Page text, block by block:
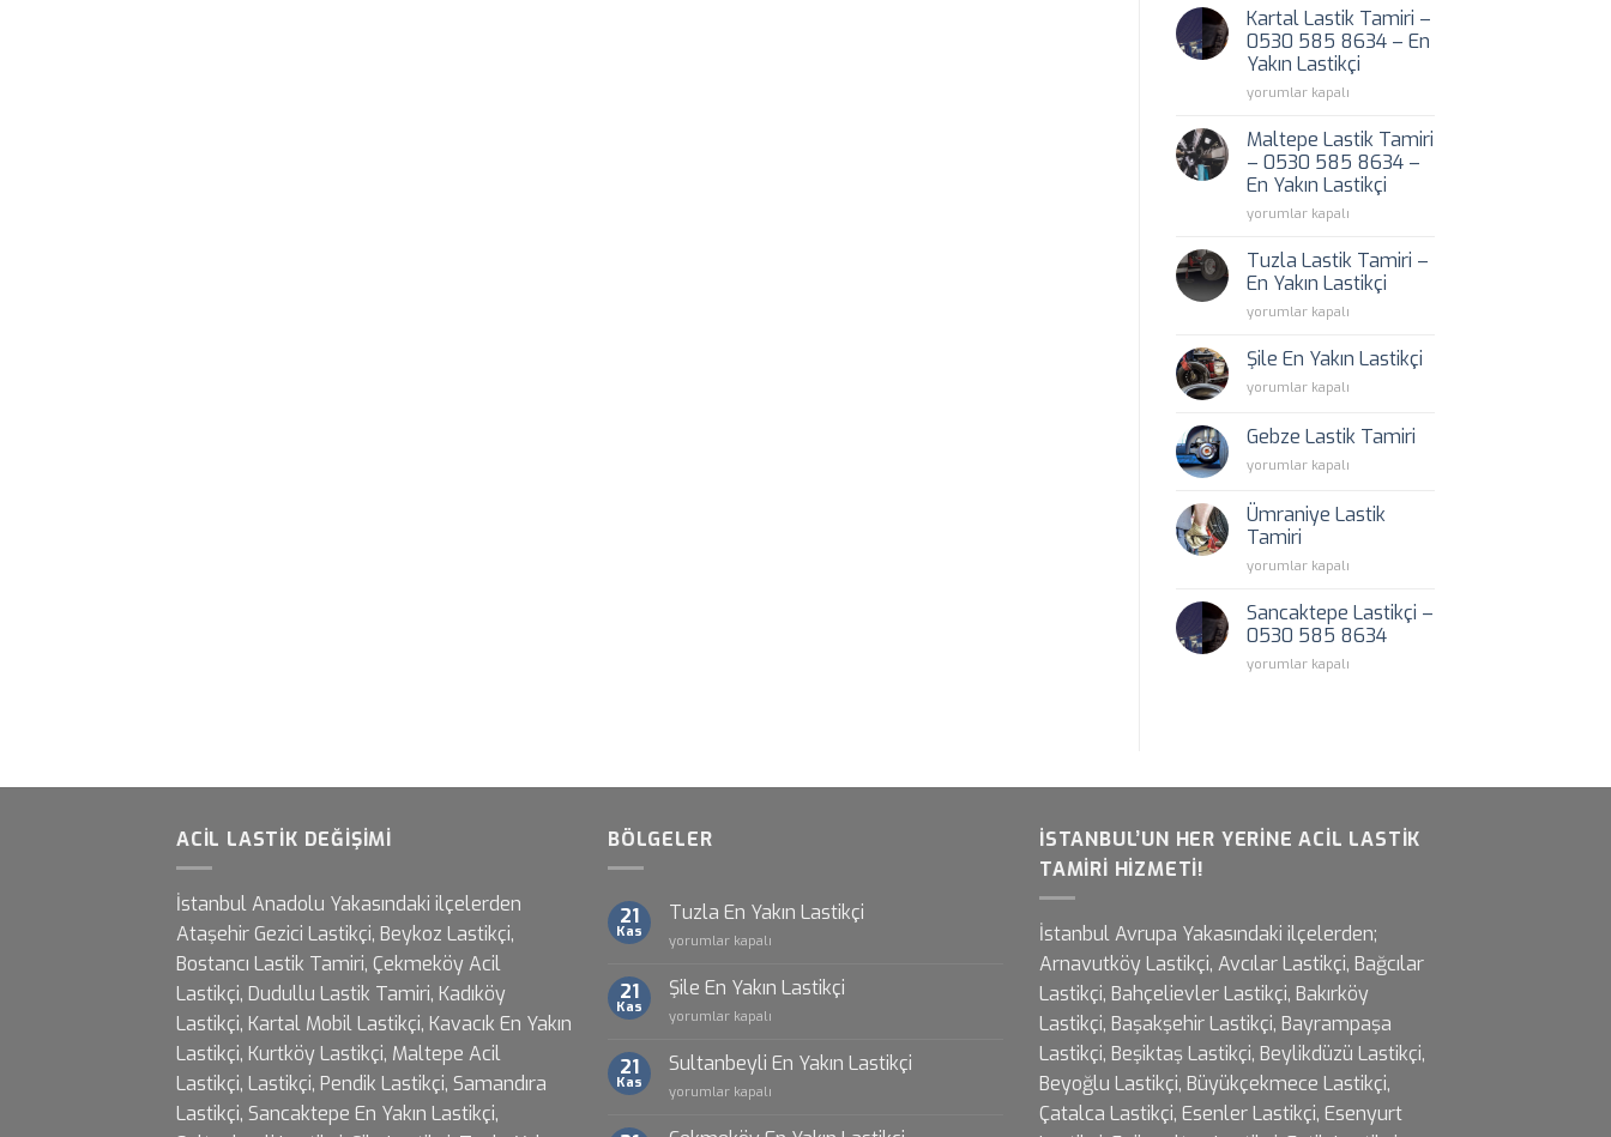
Tamiri
–
0530
585
8634
En
Yakın
Lastikçi
için
Kartal Lastik Tamiri –
0530 585 8634 – En
Yakın Lastikçi
Kartal
Tamiri
–
0530
585
8634
En
Yakın
Lastikçi
için
yorumlar kapalı
Maltepe Lastik Tamiri
– 0530 585 8634 –
En Yakın Lastikçi
Maltepe
Tamiri
–
0530
585
–
En
Yakın
için
yorumlar kapalı
Tuzla Lastik Tamiri –
En Yakın Lastikçi
Tuzla
Tamiri
–
En
Lastikçi
yorumlar kapalı
Şile En Yakın Lastikçi
Şile
Yakın
Lastikçi
için
yorumlar kapalı
Gebze Lastik Tamiri
Gebze
Tamiri
için
yorumlar kapalı
Ümraniye Lastik
Tamiri
Ümraniye
Tamiri
için
yorumlar kapalı
Sancaktepe Lastikçi –
0530 585 8634
Sancaktepe
için
yorumlar kapalı
ACIL LASTIK DEĞIŞIMI
İstanbul Anadolu Yakasındaki ilçelerden
Ataşehir Gezici Lastikçi, Beykoz Lastikçi,
Bostancı Lastik Tamiri, Çekmeköy Acil
Lastikçi, Dudullu Lastik Tamiri, Kadıköy
Lastikçi, Kartal Mobil Lastikçi, Kavacık En Yakın
Lastikçi, Kurtköy Lastikçi, Maltepe Acil
Lastikçi, Lastikçi, Pendik Lastikçi, Samandıra
Lastikçi, Sancaktepe En Yakın Lastikçi,
BÖLGELER
21
Kas
Tuzla En Yakın Lastikçi
Tuzla
Yakın
Lastikçi
için
yorumlar kapalı
21
Kas
Şile En Yakın Lastikçi
Şile
Yakın
için
yorumlar kapalı
21
Kas
Sultanbeyli En Yakın Lastikçi
Sultanbeyli
Yakın
yorumlar kapalı
İSTANBUL’UN HER YERINE ACIL LASTIK
TAMIRI HIZMETI!
İstanbul Avrupa Yakasındaki ilçelerden;
Arnavutköy Lastikçi, Avcılar Lastikçi, Bağcılar
Lastikçi, Bahçelievler Lastikçi, Bakırköy
Lastikçi, Başakşehir Lastikçi, Bayrampaşa
Lastikçi, Beşiktaş Lastikçi, Beylikdüzü Lastikçi,
Beyoğlu Lastikçi, Büyükçekmece Lastikçi,
Çatalca Lastikçi, Esenler Lastikçi, Esenyurt